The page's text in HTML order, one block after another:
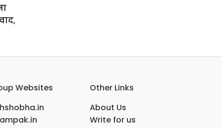
Websites
Other Links
About Us
Write for us